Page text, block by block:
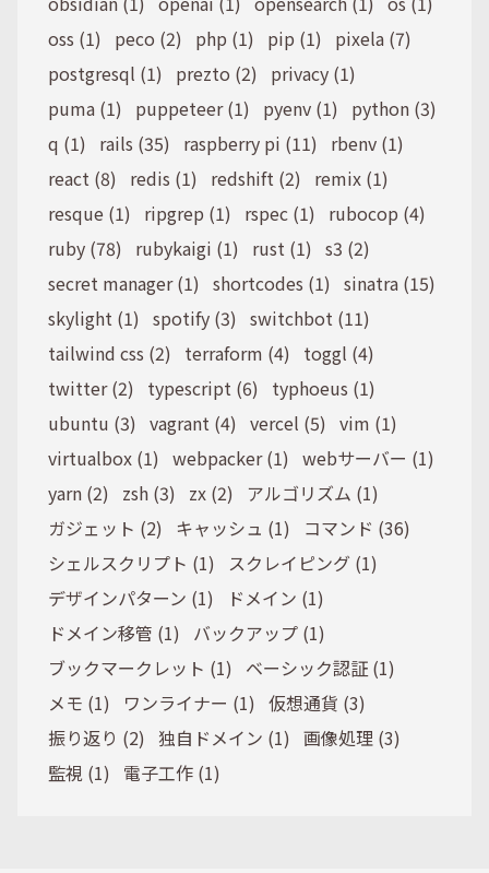
oss (1)
peco (2) php (1) pip (1)
pixela (7)
postgresql (1)
prezto (2)
privacy (1)
puma (1)
puppeteer (1) pyenv (1)
python (3)
q (1)
rails (35) raspberry pi (11)
rbenv (1)
react (8)
redis (1) redshift (2)
remix (1)
resque (1)
ripgrep (1) rspec (1)
rubocop (4)
ruby (78)
rubykaigi (1) rust (1) s3 (2)
secret manager (1) shortcodes (1) sinatra (15)
skylight (1) spotify (3) switchbot (11)
tailwind css (2)
terraform (4)
toggl (4)
twitter (2)
typescript (6)
typhoeus (1)
ubuntu (3) vagrant (4) vercel (5) vim (1)
virtualbox (1) webpacker (1) webサーバー (1)
yarn (2)
zsh (3) zx (2)
アルゴリズム (1)
ガジェット (2)
キャッシュ (1)
コマンド (36)
シェルスクリプト (1)
スクレイピング (1)
デザインパターン (1)
ドメイン (1)
ドメイン移管 (1)
バックアップ (1)
ブックマークレット (1)
ベーシック認証 (1)
メモ (1)
ワンライナー (1) 仮想通貨 (3)
振り返り (2)
独自ドメイン (1) 画像処理 (3)
監視 (1)
電子工作 (1)